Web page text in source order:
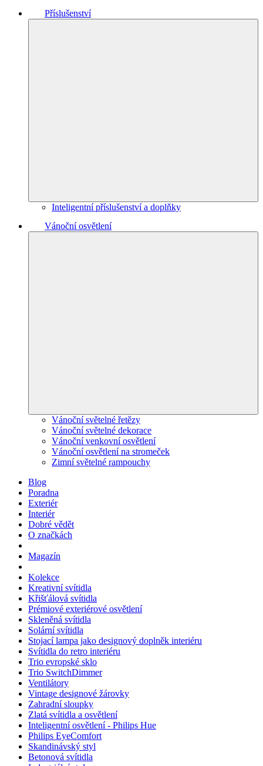
Příslušenství
Inteligentní příslušenství a doplňky
Vánoční osvětlení
Vánoční světelné řetězy
Vánoční světelné dekorace
Vánoční venkovní osvětlení
Vánoční osvětlení na stromeček
Zimní světelné rampouchy
Blog
Poradna
Exteriér
Interiér
Dobré vědět
O značkách
Magazín
Kolekce
Kreativní svítidla
Křišťálová svítidla
Prémiové exteriérové osvětlení
Skleněná svítidla
Solární svítidla
Stojací lampa jako designový doplněk interiéru
Svítidla do retro interiéru
Trio evropské sklo
Trio SwitchDimmer
Ventilátory
Vintage designové žárovky
Zahradní sloupky
Zlatá svítidla a osvětlení
Inteligentní osvětlení - Philips Hue
Philips EyeComfort
Skandinávský styl
Betonová svítidla